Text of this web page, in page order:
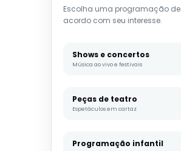
Escolha uma programação de
acordo com seu interesse.
Shows e concertos
Música ao vivo e festivais
Peças de teatro
Espetáculos em cartaz
Programação infantil